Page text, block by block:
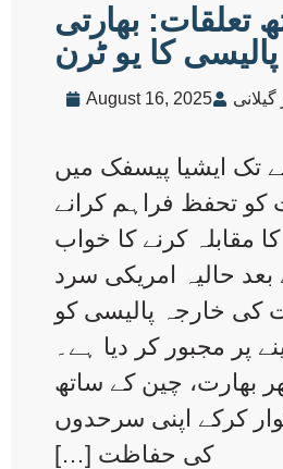
تعلقات: بھارتی
کا یو ٹرن
August 16, 2025 گیلانی
تک ایشیا پیسفک میں
کو تحفظ فراہم کرانے
مقابلہ کرنے کا خواب
حالیہ امریکی سرد
کی خارجہ پالیسی کو
پر مجبور کر دیا ہے۔
بھارت، چین کے ساتھ
کرکے اپنی سرحدوں
کی حفاظت […]